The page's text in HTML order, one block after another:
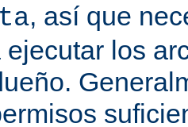
, así que
ejecutar los